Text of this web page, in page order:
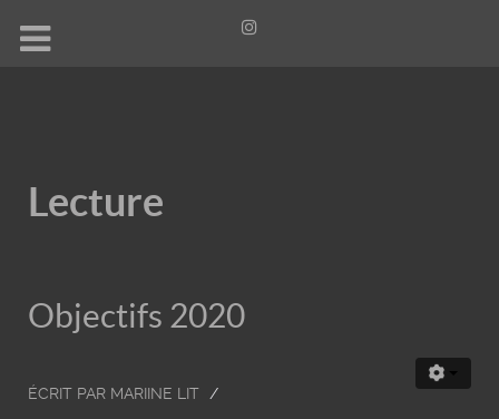
Lecture
Objectifs 2020
ÉCRIT PAR MARIINE LIT